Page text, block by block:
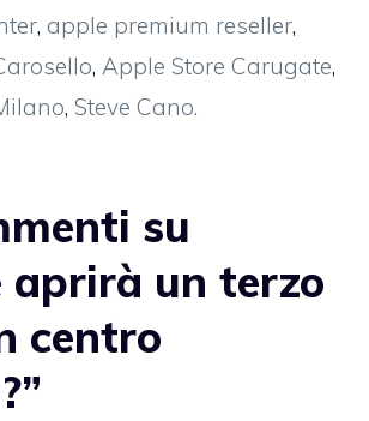
, apple premium reseller,
, Apple Store Carugate,
, Steve Cano.
su
aprirà un terzo
centro